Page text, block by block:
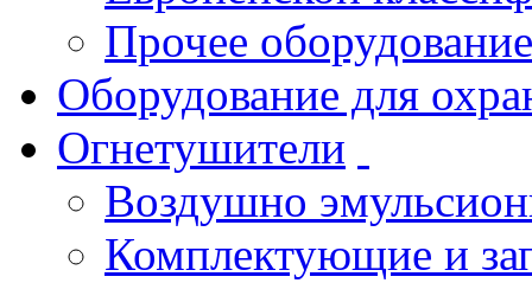
Прочее оборудование
Оборудование для
Огнетушители
Воздушно
Комплектующие и